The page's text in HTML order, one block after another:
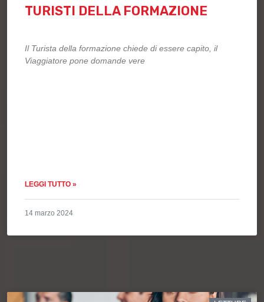
TURISTI DELLA FORMAZIONE
Il Turista della formazione chiede di essere capito, il
Viaggiatore pone domande vere
LEGGI TUTTO »
14 marzo 2024